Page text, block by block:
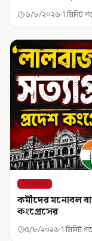
৬/৮/২০২৬ 1 মিনিট
শিরোনাম
কর্মীদের মনোবল
কংগ্রেসের
৫/৮/২০২৬ 1 মিনিট